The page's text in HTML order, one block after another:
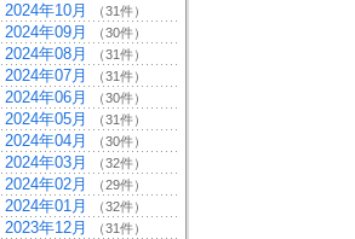
2024年10月 （31件）
2024年09月 （30件）
2024年08月 （31件）
2024年07月 （31件）
2024年06月 （30件）
2024年05月 （31件）
2024年04月 （30件）
2024年03月 （32件）
2024年02月 （29件）
2024年01月 （32件）
2023年12月 （31件）